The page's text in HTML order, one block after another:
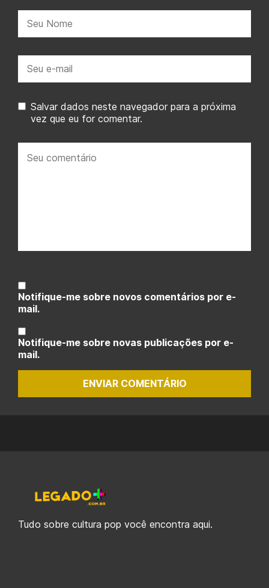
mail:
Salvar dados neste navegador para a próxima
vez que eu for comentar.
comentário:
Notifique-me sobre novos comentários por e-
mail.
Notifique-me sobre novas publicações por e-
mail.
ENVIAR COMENTÁRIO
Tudo sobre cultura pop você encontra aqui.